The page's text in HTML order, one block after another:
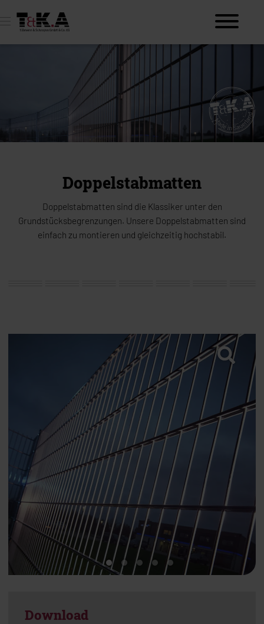
Doppelstabmatten
Doppelstabmatten sind die Klassiker unter den
Grundstücksbegrenzungen. Unsere Doppelstabmatten sind
einfach zu montieren und gleichzeitig hochstabil.
Download